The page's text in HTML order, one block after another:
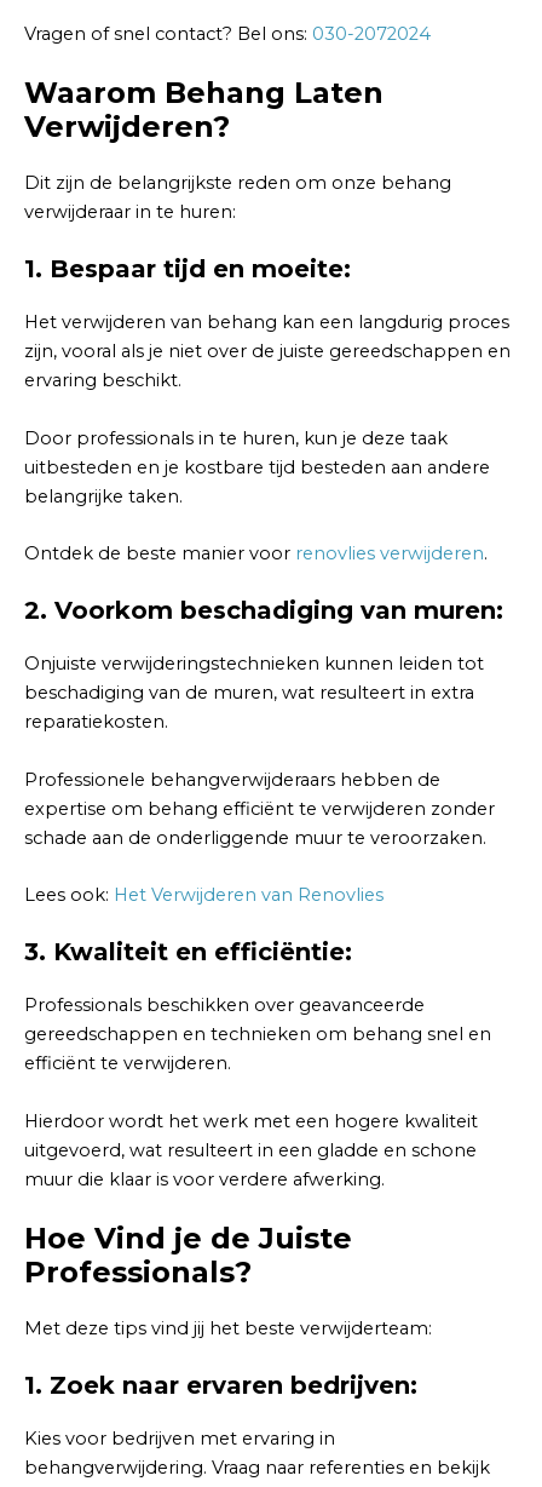
Vragen of snel contact? Bel ons: 030-2072024
Waarom Behang Laten
Verwijderen?
Dit zijn de belangrijkste reden om onze behang
verwijderaar in te huren:
1. Bespaar tijd en moeite:
Het verwijderen van behang kan een langdurig proces
zijn, vooral als je niet over de juiste gereedschappen en
ervaring beschikt.
Door professionals in te huren, kun je deze taak
uitbesteden en je kostbare tijd besteden aan andere
belangrijke taken.
Ontdek de beste manier voor renovlies verwijderen.
2. Voorkom beschadiging van muren:
Onjuiste verwijderingstechnieken kunnen leiden tot
beschadiging van de muren, wat resulteert in extra
reparatiekosten.
Professionele behangverwijderaars hebben de
expertise om behang efficiënt te verwijderen zonder
schade aan de onderliggende muur te veroorzaken.
Lees ook: Het Verwijderen van Renovlies
3. Kwaliteit en efficiëntie:
Professionals beschikken over geavanceerde
gereedschappen en technieken om behang snel en
efficiënt te verwijderen.
Hierdoor wordt het werk met een hogere kwaliteit
uitgevoerd, wat resulteert in een gladde en schone
muur die klaar is voor verdere afwerking.
Hoe Vind je de Juiste
Professionals?
Met deze tips vind jij het beste verwijderteam:
1. Zoek naar ervaren bedrijven:
Kies voor bedrijven met ervaring in
behangverwijdering. Vraag naar referenties en bekijk